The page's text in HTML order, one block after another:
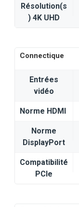
Résolution(s
) 4K UHD
Connectique
Entrées
vidéo
Norme HDMI
Norme
DisplayPort
Compatibilité
PCIe